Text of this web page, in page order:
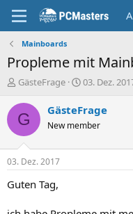
Mainboards
Propleme mit
E
s
t
e
r
GästeFrage
E
s
e
t
03. Dez.
G GästeFrage
New member
03. Dez. 2017
Guten Tag,